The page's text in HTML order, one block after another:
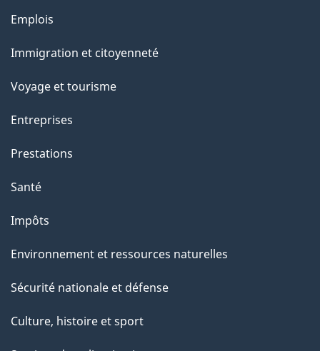
Thèmes
sujets
Emplois
Immigration et citoyenneté
Voyage et tourisme
Entreprises
Prestations
Santé
Impôts
Environnement et ressources naturelles
Sécurité nationale et défense
Culture, histoire et sport